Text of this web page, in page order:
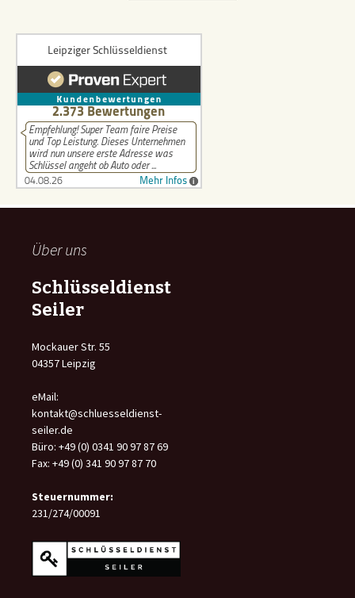
Über uns
Schlüsseldienst
Seiler
Mockauer Str. 55
04357 Leipzig
eMail:
kontakt@schluesseldienst-
seiler.de
Büro: +49 (0) 0341 90 97 87 69
Fax: +49 (0) 341 90 97 87 70
Steuernummer:
231/274/00091